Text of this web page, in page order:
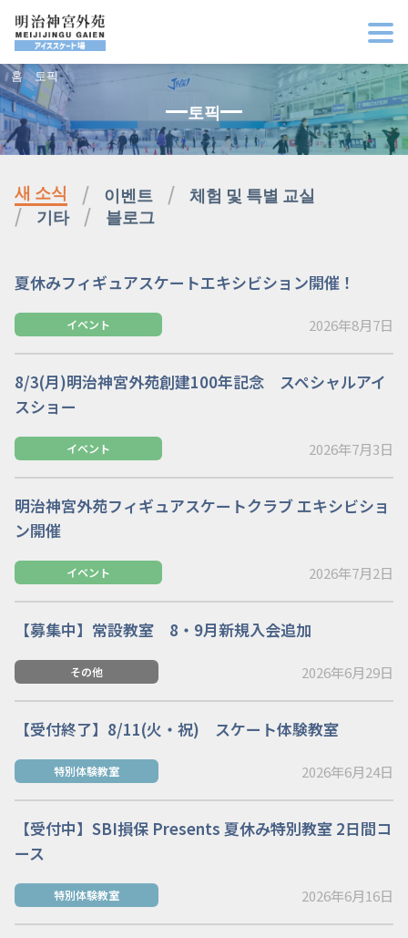
홈 토픽
토픽
새 소식 이벤트
체험 및 특별 교실
기타
블로그
イベント
夏休みフィギュアスケートエキシビション開催！
2026年8月7日
イベント
8/3(月)明治神宮外苑創建100年記念 スペシャルアイ
スショー
2026年7月3日
イベント
明治神宮外苑フィギュアスケートクラブ エキシビショ
ン開催
2026年7月2日
その他
【募集中】常設教室 8・9月新規入会追加
2026年6月29日
特別体験教室
【受付終了】8/11(火・祝) スケート体験教室
2026年6月24日
特別体験教室
【受付中】SBI損保 Presents 夏休み特別教室 2日間コ
ース
2026年6月16日